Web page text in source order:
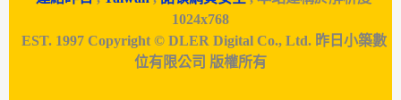
1024x768
EST. 1997 Copyright © DLER Digital Co., Ltd. 昨日小築數
位有限公司 版權所有